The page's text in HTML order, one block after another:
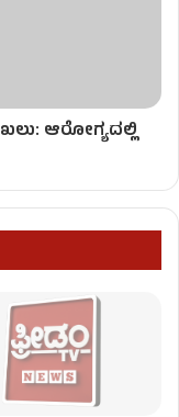
ಆರೋಗ್ಯದಲ್ಲಿ